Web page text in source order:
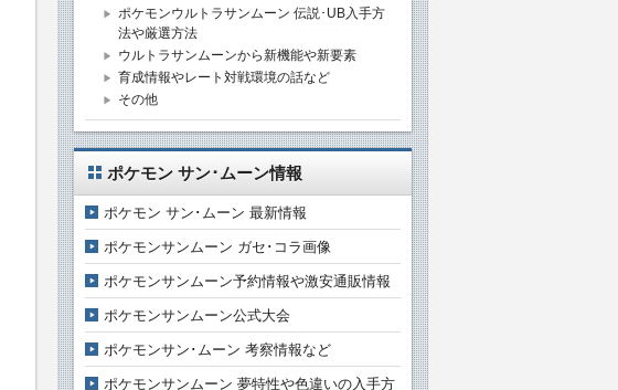
ポケモンウルトラサンムーン 伝説･UB入手方
法や厳選方法
ウルトラサンムーンから新機能や新要素
育成情報やレート対戦環境の話など
その他
ポケモン サン･ムーン情報
ポケモン サン･ムーン 最新情報
ポケモンサンムーン ガセ･コラ画像
ポケモンサンムーン予約情報や激安通販情報
ポケモンサンムーン公式大会
ポケモンサン･ムーン 考察情報など
ポケモンサンムーン 夢特性や色違いの入手方